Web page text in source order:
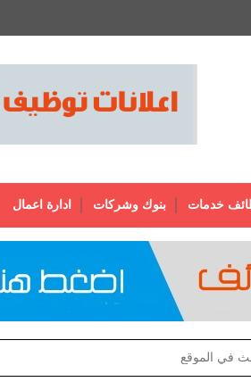
خدمات بنوك وشركات ادارة اعمال